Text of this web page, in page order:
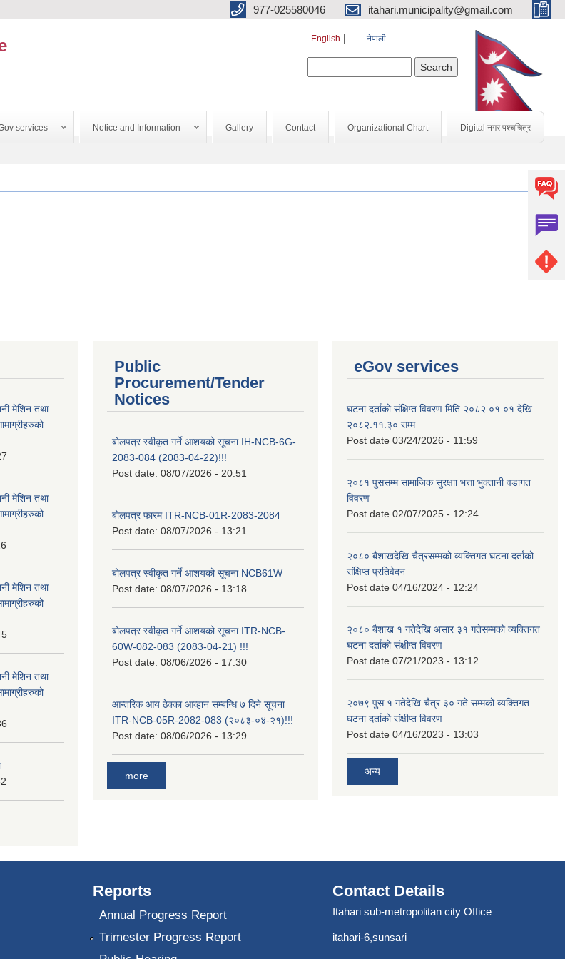
977-025580046 itahari.municipality@gmail.com
English नेपाली
services Notice and Information Gallery Contact Organizational Chart Digital नगर पश्चचित्र
मेशिन तथा
मेशिन तथा
मेशिन तथा
मेशिन तथा
Public
Procurement/Tender
Notices
बोलपत्र स्वीकृत गर्ने आशयको सूचना IH-NCB-6G-
2083-084 (2083-04-22)!!!
Post date: 08/07/2026 - 20:51
बोलपत्र फारम ITR-NCB-01R-2083-2084
Post date: 08/07/2026 - 13:21
बोलपत्र स्वीकृत गर्ने आशयको सूचना NCB61W
Post date: 08/07/2026 - 13:18
बोलपत्र स्वीकृत गर्ने आशयको सूचना ITR-NCB-
60W-082-083 (2083-04-21) !!!
Post date: 08/06/2026 - 17:30
आन्तरिक आय ठेक्का आव्हान सम्बन्धि ७ दिने सूचना
ITR-NCB-05R-2082-083 (२०८३-०४-२१)!!!
Post date: 08/06/2026 - 13:29
more
eGov services
घटना दर्ताको संक्षिप्त विवरण मिति २०८२.०१.०१ देखि
२०८२.११.३० सम्म
Post date 03/24/2026 - 11:59
२०८१ पुससम्म सामाजिक सुरक्षाा भत्ता भुक्तानी वडागत
विवरण
Post date 02/07/2025 - 12:24
२०८० बैशाखदेखि चैत्रसम्मको व्यक्तिगत घटना दर्ताको
संक्षिप्त प्रतिवेदन
Post date 04/16/2024 - 12:24
२०८० बैशाख १ गतेदेखि असार ३१ गतेसम्मको व्यक्तिगत
घटना दर्ताको संक्षीप्त विवरण
Post date 07/21/2023 - 13:12
२०७९ पुस १ गतेदेखि चैत्र ३० गते सम्मको व्यक्तिगत
घटना दर्ताको संक्षीप्त विवरण
Post date 04/16/2023 - 13:03
अन्य
Reports
Annual Progress Report
Trimester Progress Report
Contact Details
Itahari sub-metropolitan city Office
itahari-6,sunsari